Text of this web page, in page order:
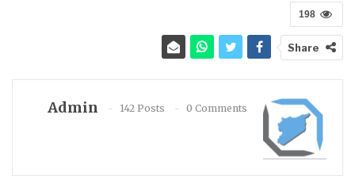
198
Share
Admin 142 Posts 0 Comments